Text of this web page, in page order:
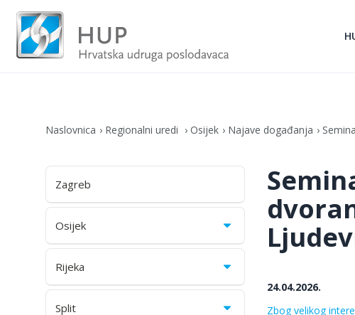
Naslovnica Regionalni uredi Osijek Najave događanja
Zagreb
Osijek
Rijeka
Split
24.04.2026.
Zbog velikog